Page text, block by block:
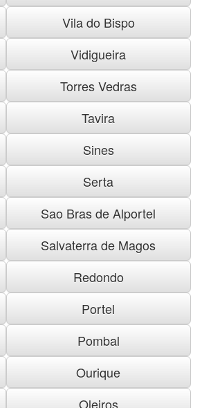
Vila do Bispo
Vidigueira
Torres Vedras
Tavira
Sines
Serta
Sao Bras de Alportel
Salvaterra de Magos
Redondo
Portel
Pombal
Ourique
Oleiros